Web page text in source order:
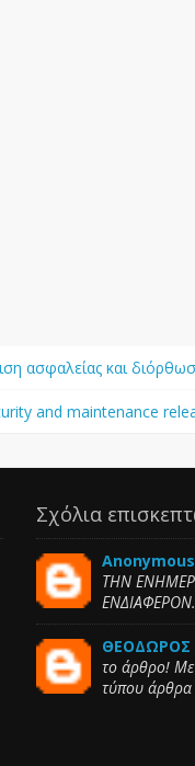
ασφαλείας και
and maintenance
Σχόλια
Anonymous
ΤΗΝ
ΘΕΟΔΩΡΟΣ
το άρθρο! Με
τύπου άρθρα